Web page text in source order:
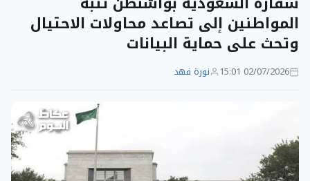
المواطنين إلى تصاعد محاولات الاحتيال
وتحث على حماية البيانات
02/07/2026 15:01 نورة فهد